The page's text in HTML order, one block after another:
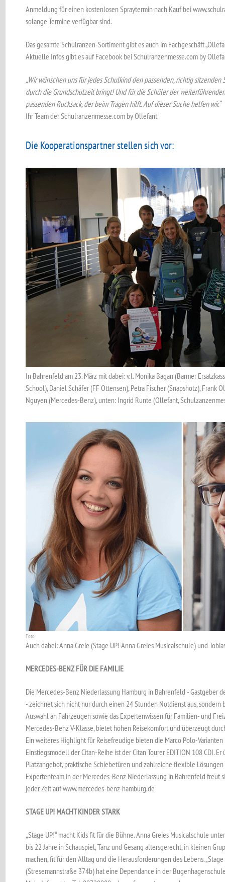
Anmeldung für einen kostenlosen Spraytermin nach Kauf bei
solange Termine verfügbar sind.
Das gesamte Schulranzen-Sortiment gibt es auch im Fachgeschäft
Aktuelle Infos gibt es auf Facebook bei Schulranzenmesse.com by
„Wir wünschen uns für jedes Schulkind den passenden, richtig
durch die Grundschulzeit bringt! Und für die Schüler der
passenden Rucksack, der beim Tragen hilft. Auf dieser Suche helfen wir.“
Ihr Team der Schulranzenmesse.com by Ollefant
Die Kooperationspartner stellen sich vor:
In Bahrenfeld am 23. März mit dabei: v.l. Monika Bagan (Barmer
School), Daniel Schäfer (FF Ottensen), Petra Fischer (Snapshotz), Frank
Nguyen (Mercedes-Benz), unten: Ingrid Runte (Ollefant,
Foto
Auch dabei: Anna Greie (Stage UP! Anna Greies Musicalschule) und
MERCEDES-BENZ FÜR DIE FAMILIE
Die Mercedes-Benz Niederlassung Hamburg in Bahrenfeld - Gastgeber
- zeichnet sich nicht nur durch einen 24 Stunden Notdienst aus,
Auswahl an Fahrzeugen sowie das Expertenwissen für Familien- und
Mercedes-Benz V-Klasse, bietet hohen Reisekomfort und überzeugt
Ein weiteres Highlight für Reisefreudige bieten die Marco Polo-
Einstiegsmodell der Citan-Reihe ist der Citan Tourer EDITION 108 CDI.
Platzangebot, praktische Schiebetüren und zahlreiche flexible
Expertenteam in der Mercedes-Benz Niederlassung in Bahrenfeld freut
jeder Zeit auf www.mercedes-benz-hamburg.de
STAGE UP! MACHT KINDER STARK
„Stage UP!“ macht Kids fit für die Bühne. Anna Greies Musicalschule
bis 22 Jahre in Schauspiel, Tanz und Gesang altersgerecht, in kleinen
machen, fit für den Alltag und die Herausforderungen des Lebens.
(Stresemannstraße 374b) hat eine Dependance in der